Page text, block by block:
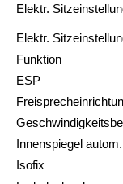
Elektr.
Elektr.
Funktion
ESP
Innenspiegel
Isofix